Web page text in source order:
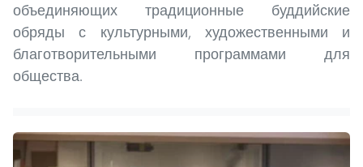
объединяющих традиционные буддийские
обряды с культурными, художественными и
благотворительными программами для
общества.